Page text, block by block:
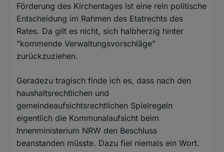
Förderung des Kirchentages ist eine rein politische
Entscheidung im Rahmen des Etatrechts des
Rates. Da gilt es nicht, sich halbherzig hinter
"kommende Verwaltungsvorschläge"
zurückzuziehen.
Geradezu tragisch finde ich es, dass nach den
haushaltsrechtlichen und
gemeindeaufsichtsrechtlichen Spielregeln
eigentlich die Kommunalaufsicht beim
Innenministerium NRW den Beschluss
beanstanden müsste. Dazu fiel niemals ein Wort.